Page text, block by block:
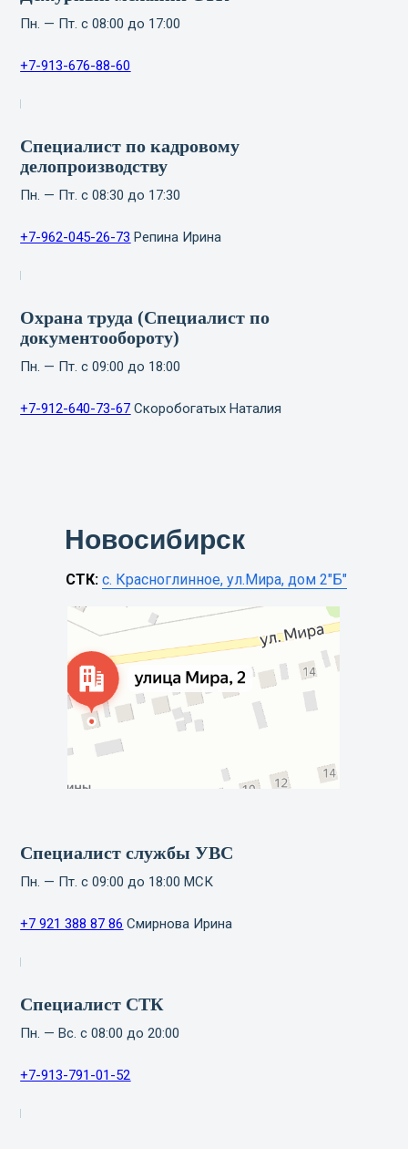
Пн. — Пт. с 08:00 до 17:00
+7-913-676-88-60
Специалист по кадровому
делопроизводству
Пн. — Пт. с 08:30 до 17:30
+7-962-045-26-73 Репина Ирина
Охрана труда (Специалист по
документообороту)
Пн. — Пт. с 09:00 до 18:00
+7-912-640-73-67 Скоробогатых Наталия
Новосибирск
СТК: с. Красноглинное, ул.Мира, дом 2"Б"
Специалист службы УВС
Пн. — Пт. с 09:00 до 18:00 МСК
+7 921 388 87 86 Смирнова Ирина
Специалист СТК
Пн. — Вс. с 08:00 до 20:00
+7-913-791-01-52